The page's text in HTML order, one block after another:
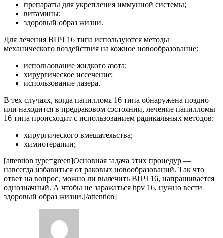
препараты для укрепления иммунной системы;
витамины;
здоровый образ жизни.
Для лечения ВПЧ 16 типа используются методы
механического воздействия на кожное новообразование:
использование жидкого азота;
хирургическое иссечение;
использование лазера.
В тех случаях, когда папиллома 16 типа обнаружена поздно
или находится в предраковом состоянии, лечение папилломы
16 типа происходит с использованием радикальных методов:
хирургического вмешательства;
химиотерапии;
[attention type=green]Основная задача этих процедур —
навсегда избавиться от раковых новообразований. Так что
ответ на вопрос, можно ли вылечить ВПЧ 16, напрашивается
однозначный. А чтобы не заражаться hpv 16, нужно вести
здоровый образ жизни.[/attention]